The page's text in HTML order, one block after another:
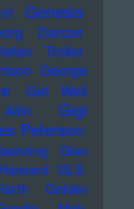
Genesis
Danzer
Troller
George
Get Well
Gigi
Peterson
Glen
GLS
Golden